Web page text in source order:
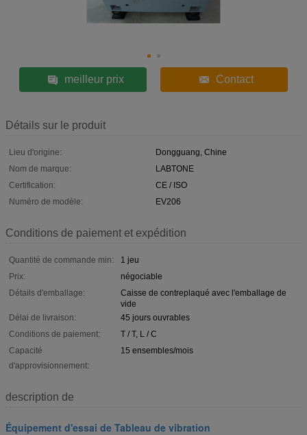
meilleur prix Contact
Détails sur le produit
Lieu d'origine:
Dongguang, Chine
Nom de marque:
LABTONE
Certification:
CE / ISO
Numéro de modèle:
EV206
Conditions de paiement et expédition
Quantité de commande min:
1 jeu
Prix:
négociable
Détails d'emballage:
Caisse de contreplaqué avec l'emballage de
vide
Délai de livraison:
45 jours ouvrables
Conditions de paiement:
T / T, L / C
Capacité
d'approvisionnement:
15 ensembles/mois
description de
Équipement d'essai de Tableau de vibration